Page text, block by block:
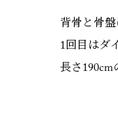
背骨と骨
1回目はダ
長さ190cm